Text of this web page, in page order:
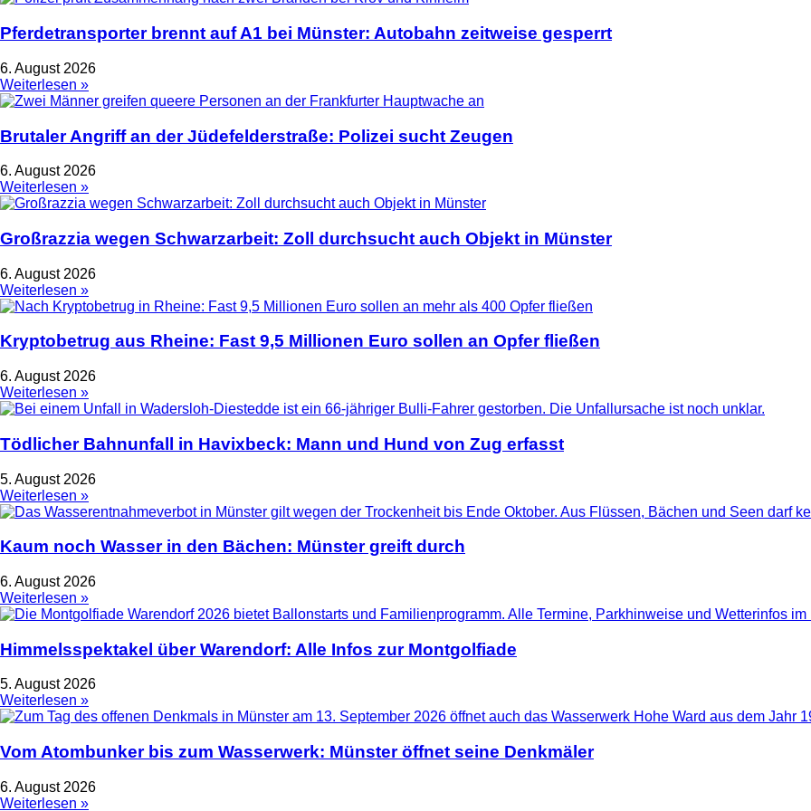
Pferdetransporter brennt auf A1 bei Münster: Autobahn zeitweise gesperrt
6. August 2026
Weiterlesen »
Brutaler Angriff an der Jüdefelderstraße: Polizei sucht Zeugen
6. August 2026
Weiterlesen »
Großrazzia wegen Schwarzarbeit: Zoll durchsucht auch Objekt in Münster
6. August 2026
Weiterlesen »
Kryptobetrug aus Rheine: Fast 9,5 Millionen Euro sollen an Opfer fließen
6. August 2026
Weiterlesen »
Tödlicher Bahnunfall in Havixbeck: Mann und Hund von Zug erfasst
5. August 2026
Weiterlesen »
Kaum noch Wasser in den Bächen: Münster greift durch
6. August 2026
Weiterlesen »
Himmelsspektakel über Warendorf: Alle Infos zur Montgolfiade
5. August 2026
Weiterlesen »
Vom Atombunker bis zum Wasserwerk: Münster öffnet seine Denkmäler
6. August 2026
Weiterlesen »